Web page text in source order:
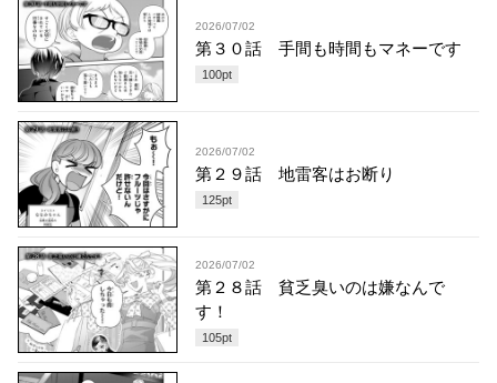
2026/07/02
第３０話 手間も時間もマネーです
100pt
2026/07/02
第２９話 地雷客はお断り
125pt
2026/07/02
第２８話 貧乏臭いのは嫌なんで
す！
105pt